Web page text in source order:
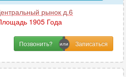
рынок д.6
1905 Года
Позвонить?